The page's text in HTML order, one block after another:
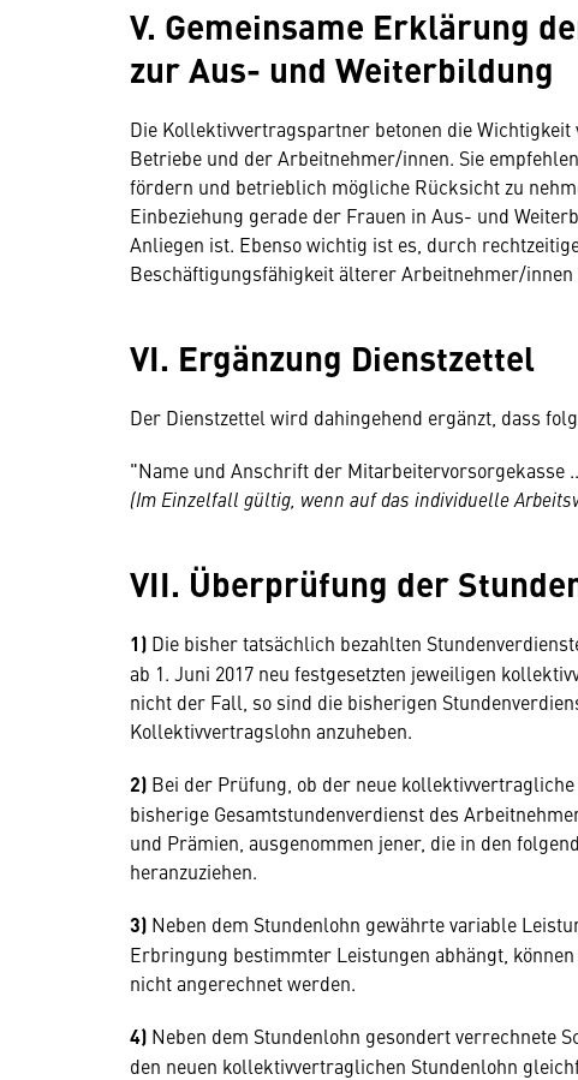
V. Gemeinsame Erklärung
zur Aus- und Weiterbildung
Die Kollektivvertragspartner betonen die
Betriebe und der Arbeitnehmer/innen. Sie
fördern und betrieblich mögliche Rücksicht zu
Einbeziehung gerade der Frauen in Aus- und
Anliegen ist. Ebenso wichtig ist es, durch
Beschäftigungsfähigkeit älterer Arbeitnehmer/innen
VI. Ergänzung Dienstzettel
Der Dienstzettel wird dahingehend ergänzt, dass
"Name und Anschrift der Mitarbeitervorsorgekasse
(Im Einzelfall gültig, wenn auf das individuelle
VII. Überprüfung der
1) Die bisher tatsächlich bezahlten
ab 1. Juni 2017 neu festgesetzten jeweiligen
nicht der Fall, so sind die bisherigen
Kollektivvertragslohn anzuheben.
2) Bei der Prüfung, ob der neue
bisherige Gesamtstundenverdienst des
und Prämien, ausgenommen jener, die in den
heranzuziehen.
3) Neben dem Stundenlohn gewährte variable
Erbringung bestimmter Leistungen abhängt,
nicht angerechnet werden.
4) Neben dem Stundenlohn gesondert verrechnete
den neuen kollektivvertraglichen Stundenlohn